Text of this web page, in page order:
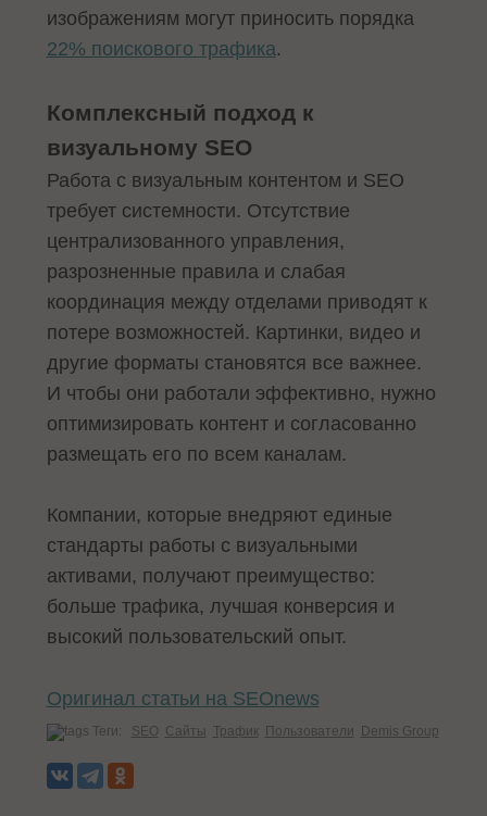
изображениям могут приносить порядка
22% поискового трафика.
Комплексный подход к
визуальному SEO
Работа с визуальным контентом и SEO
требует системности. Отсутствие
централизованного управления,
разрозненные правила и слабая
координация между отделами приводят к
потере возможностей. Картинки, видео и
другие форматы становятся все важнее.
И чтобы они работали эффективно, нужно
оптимизировать контент и согласованно
размещать его по всем каналам.
Компании, которые внедряют единые
стандарты работы с визуальными
активами, получают преимущество:
больше трафика, лучшая конверсия и
высокий пользовательский опыт.
Оригинал статьи на SEOnews
Теги: SEO Сайты Трафик Пользователи Demis Group